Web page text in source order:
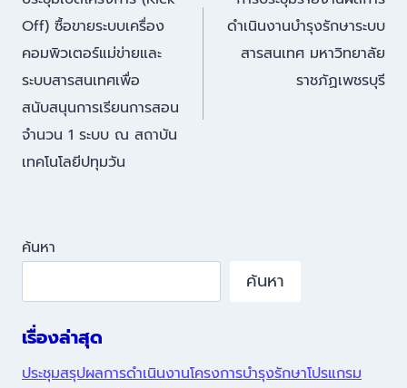
เรื่อง
Off) ซื้อขายระบบเครื่อง
คอมพิวเตอร์แม่ข่ายและ
ระบบสารสนเทศเพื่อ
สนับสนุนการเรียนการสอน
จำนวน 1 ระบบ ณ สถาบัน
เทคโนโลยีปทุมวัน
ดำเนินงานบำรุงรักษาระบบ
สารสนเทศ มหาวิทยาลัย
ราชภัฏเพชรบุรี
ค้นหา
ค้นหา
เรื่องล่าสุด
ประชุมสรุปผลการดำเนินงานโครงการบำรุงรักษาโปรแกรม